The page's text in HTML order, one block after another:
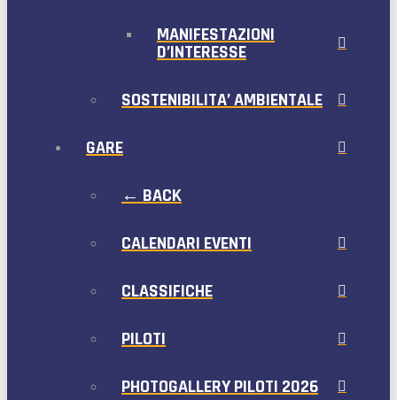
MANIFESTAZIONI
D’INTERESSE
SOSTENIBILITA’ AMBIENTALE
GARE
← BACK
CALENDARI EVENTI
CLASSIFICHE
PILOTI
PHOTOGALLERY PILOTI 2026